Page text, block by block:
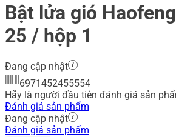
Bật lửa gió
25 / hộp 1
Đang cập nhật
6971452455554
Hãy là người đầu tiên đánh giá sản
Đánh giá sản phẩm
Đang cập nhật
Đánh giá sản phẩm